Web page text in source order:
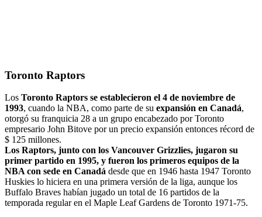
Toronto Raptors
Los Toronto Raptors se establecieron el 4 de noviembre de
1993, cuando la NBA, como parte de su expansión en Canadá,
otorgó su franquicia 28 a un grupo encabezado por Toronto
empresario John Bitove por un precio expansión entonces récord de
$ 125 millones.
Los Raptors, junto con los Vancouver Grizzlies, jugaron su
primer partido en 1995, y fueron los primeros equipos de la
NBA con sede en Canadá desde que en 1946 hasta 1947 Toronto
Huskies lo hiciera en una primera versión de la liga, aunque los
Buffalo Braves habían jugado un total de 16 partidos de la
temporada regular en el Maple Leaf Gardens de Toronto 1971-75.